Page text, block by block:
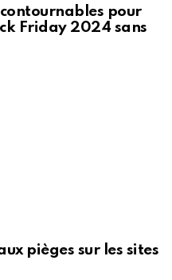
pour
Friday 2024 sans
pièges sur les sites